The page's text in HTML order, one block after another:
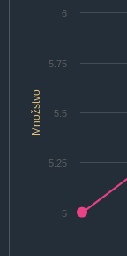
Množstvo
5
5.25
5.5
5.75
6